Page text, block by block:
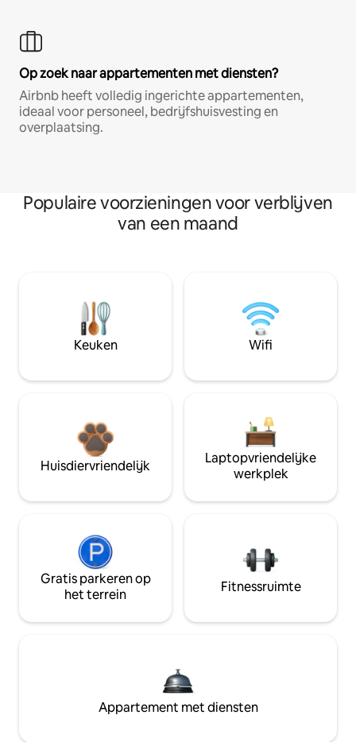
Op zoek naar appartementen met diensten?
Airbnb heeft volledig ingerichte appartementen,
ideaal voor personeel, bedrijfshuisvesting en
overplaatsing.
Populaire voorzieningen voor verblijven
van een maand
Keuken Wifi
Huisdiervriendelijk
Laptopvriendelijke
werkplek
Gratis parkeren op
het terrein
Fitnessruimte
Appartement met diensten